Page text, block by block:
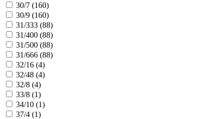
30/7 (160)
30/9 (160)
31/333 (88)
31/400 (88)
31/500 (88)
31/666 (88)
32/16 (4)
32/48 (4)
32/8 (4)
33/8 (1)
34/10 (1)
37/4 (1)